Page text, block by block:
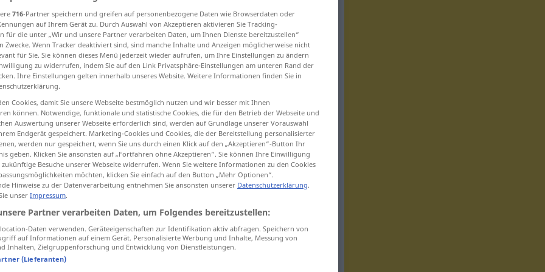
>
entheben mit dem Interdikt belegen
interdire(≈ défendre)
interdire
interdire à defaire
es ihm zu
716-Partner speichern und greifen auf personenbezogene Daten wie Browserdaten oder
auf Ihrem Gerät zu. Durch Auswahl von Akzeptieren aktivieren Sie Tracking-
für die unter „Wir und unsere Partner verarbeiten Daten, um Ihnen Dienste bereitzustellen“
Zwecke. Wenn Tracker deaktiviert sind, sind manche Inhalte und Anzeigen möglicherweise nicht
für Sie. Sie können dieses Menü jederzeit wieder aufrufen, um Ihre Einstellungen zu ändern
zu widerrufen, indem Sie auf den Link Privatsphäre-Einstellungen am unteren Rand der
Ihre Einstellungen gelten innerhalb unseres Website. Weitere Informationen finden Sie in
Cookies, damit Sie unsere Webseite bestmöglich nutzen und wir besser mit Ihnen
können. Notwendige, funktionale und statistische Cookies, die für den Betrieb der Webseite und
Auswertung unserer Webseite erforderlich sind, werden auf Grundlage unserer Vorauswahl
Endgerät gespeichert. Marketing-Cookies und Cookies, die der Bereitstellung personalisierter
werden nur gespeichert, wenn Sie uns durch einen Klick auf den „Akzeptieren“-Button Ihr
geben. Klicken Sie ansonsten auf „Fortfahren ohne Akzeptieren“. Sie können Ihre Einwilligung
Besuche unserer Webseite widerrufen. Wenn Sie weitere Informationen zu den Cookies
möchten, klicken Sie einfach auf den Button „Mehr Optionen“.
Hinweise zu der Datenverarbeitung entnehmen Sie ansonsten unserer Datenschutzerklärung.
unser Impressum.
Partner verarbeiten Daten, um Folgendes bereitzustellen:
Daten verwenden. Geräteeigenschaften zur Identifikation aktiv abfragen. Speichern von
auf Informationen auf einem Gerät. Personalisierte Werbung und Inhalte, Messung von
Inhalten, Zielgruppenforschung und Entwicklung von Dienstleistungen.
(Lieferanten)